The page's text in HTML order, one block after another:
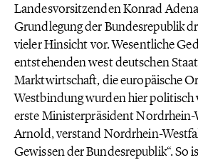
Landesvorsitzenden Konrad
Grundlegung der Bundesrepublik
vieler Hinsicht vor. Wesentliche
entstehenden west deutschen
Marktwirtschaft, die europäische
Westbindung wurden hier politisch
erste Ministerpräsident Nordrhein-
Arnold, verstand Nordrhein-
Gewissen der Bundesrepublik“. So